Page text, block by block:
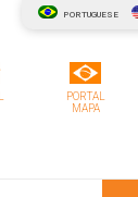
PORTUGUESE
PORTAL
MAPA